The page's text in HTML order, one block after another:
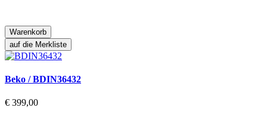
Warenkorb
auf die Merkliste
Beko / BDIN36432
€ 399,00